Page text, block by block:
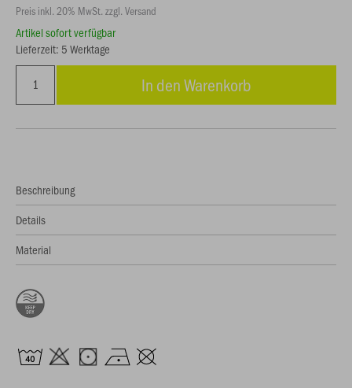
Preis inkl. 20% MwSt. zzgl. Versand
Artikel sofort verfügbar
Lieferzeit: 5 Werktage
In den Warenkorb
Beschreibung
Details
Material